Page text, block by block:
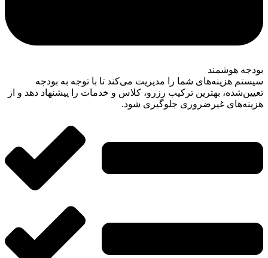
بودجه هوشمند
سیستم هزینه‌های شما را مدیریت می‌کند تا با توجه به بودجه
تعیین‌شده، بهترین ترکیب رزرو، کلاس و خدمات را پیشنهاد دهد و از
هزینه‌های غیرضروری جلوگیری شود.